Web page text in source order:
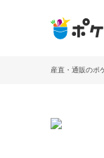
産直・通販のポ